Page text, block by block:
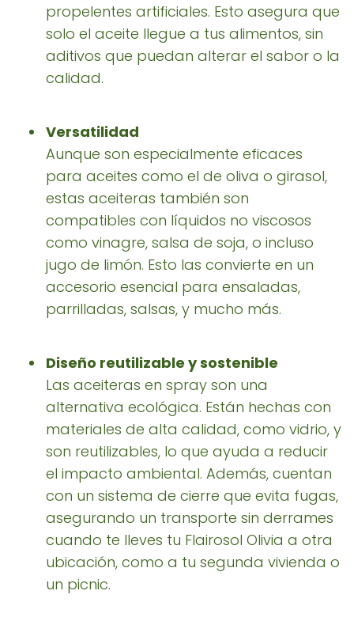
propelentes artificiales. Esto asegura que
solo el aceite llegue a tus alimentos, sin
aditivos que puedan alterar el sabor o la
calidad.
Versatilidad
Aunque son especialmente eficaces
para aceites como el de oliva o girasol,
estas aceiteras también son
compatibles con líquidos no viscosos
como vinagre, salsa de soja, o incluso
jugo de limón. Esto las convierte en un
accesorio esencial para ensaladas,
parrilladas, salsas, y mucho más.
Diseño reutilizable y sostenible
Las aceiteras en spray son una
alternativa ecológica. Están hechas con
materiales de alta calidad, como vidrio, y
son reutilizables, lo que ayuda a reducir
el impacto ambiental. Además, cuentan
con un sistema de cierre que evita fugas,
asegurando un transporte sin derrames
cuando te lleves tu Flairosol Olivia a otra
ubicación, como a tu segunda vivienda o
un picnic.